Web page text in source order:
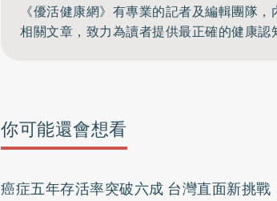
《優活健康網》有專業的記者及編輯團隊
相關文章，致力為讀者提供最正確的健康認
你可能還會想看
癌症五年存活率突破六成 台灣直面新挑